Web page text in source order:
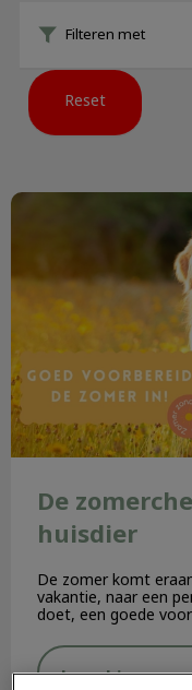
Filteren met
Reset
De zomerchecklist
De
huisdier
De zomer komt
vakantie, naar een
doet, een goede
Lees hier